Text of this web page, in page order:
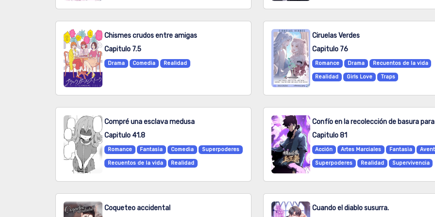
Chismes crudos entre amigas
Capitulo 7.5
Drama Comedia Realidad
Ciruelas Verdes
Capitulo 76
Romance Drama Recuentos de la vida
Realidad Girls Love Traps
Compré una esclava medusa
Capitulo 41.8
Romance Fantasia Comedia Superpoderes
Recuentos de la vida Realidad
Capitulo 81
Acción Artes Marciales Fantasia
Superpoderes Realidad Supervivencia
Coqueteo accidental Cuando el diablo susurra.